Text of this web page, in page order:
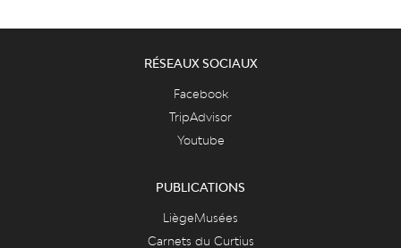
RÉSEAUX SOCIAUX
Facebook
TripAdvisor
Youtube
PUBLICATIONS
LiègeMusées
Carnets du Curtius